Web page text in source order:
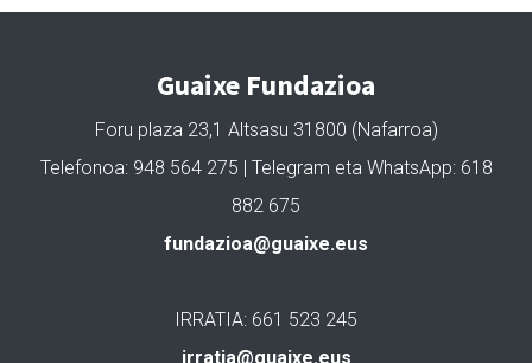
Guaixe Fundazioa
Foru plaza 23,1 Altsasu 31800 (Nafarroa)
Telefonoa: 948 564 275 | Telegram eta WhatsApp: 618
882 675
fundazioa@guaixe.eus
IRRATIA: 661 523 245
irratia@guaixe.eus